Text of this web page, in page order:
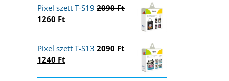
2090 Ft.1240 Ft.
Pixel szett T-S19 2090Ft
Original
2090 Ft.
1260 Ft
1260 Ft.
Pixel szett T-S13 2090Ft
Original
1240 Ft